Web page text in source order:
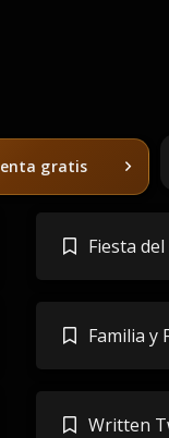
gratis
Fiesta
Familia y
Written